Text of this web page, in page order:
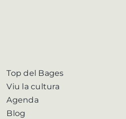
Top del Bages
Viu la cultura
Agenda
Blog